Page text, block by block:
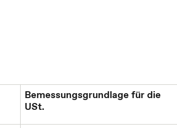
Bemessungsgrundlage für die
USt.